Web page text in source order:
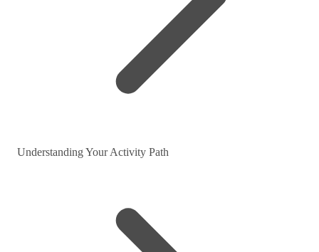
Understanding Your Activity Path